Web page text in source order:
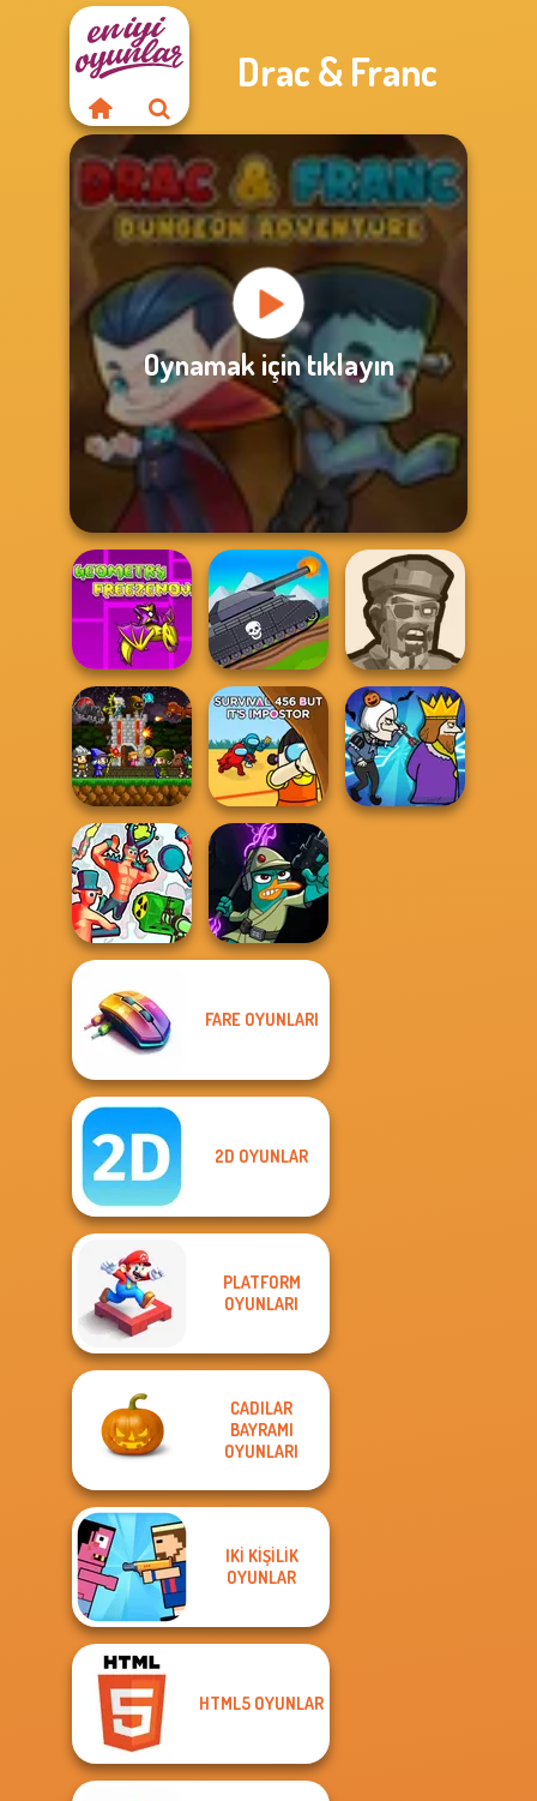
Drac & Franc
Oynamak için tıklayın
Geometry Dash:
FreezeNova
Game
Tanks 2D: Tank
Wars
Zombies
Shooter
Mini Guardians
Castle Defense
Survival 456 But
It Impostor
Funny Shooter 2
Agent P Rebel
FARE OYUNLARI
2D OYUNLAR
PLATFORM
OYUNLARI
CADILAR
BAYRAMI
OYUNLARI
IKI KIŞILIK
OYUNLAR
HTML5 OYUNLAR